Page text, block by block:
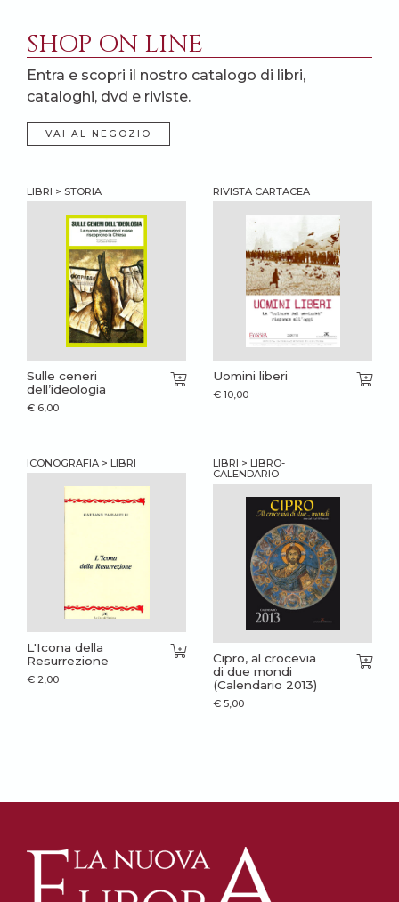
SHOP ON LINE
Entra e scopri il nostro catalogo di libri,
cataloghi, dvd e riviste.
VAI AL NEGOZIO
LIBRI > STORIA
Sulle ceneri
dell’ideologia
€ 6,00
RIVISTA CARTACEA
Uomini liberi
€ 10,00
ICONOGRAFIA > LIBRI
L'Icona della
Resurrezione
€ 2,00
LIBRI > LIBRO-
CALENDARIO
Cipro, al crocevia
di due mondi
(Calendario 2013)
€ 5,00